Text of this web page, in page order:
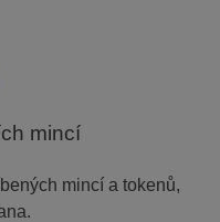
mincí
mincí a tokenů,